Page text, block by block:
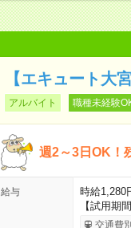
【エキュート
アルバイト 職種未経験
週2～3日OK！
給与
時給1,280
【試用期
交通費